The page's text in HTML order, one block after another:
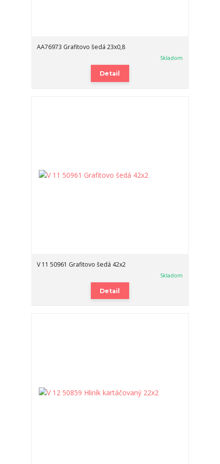
AA76973 Grafitovo šedá 23x0,8
Skladom
Detail
V 11 50961 Grafitovo šedá 42x2
Skladom
Detail